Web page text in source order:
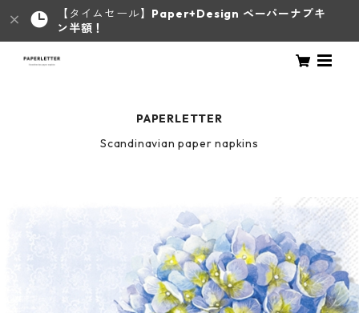
【タイムセール】 Paper+Design ペーパーナプキ
ン半額！
PAPERLETTER
Scandinavian paper napkins